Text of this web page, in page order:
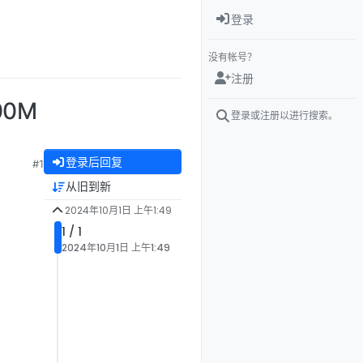
#1 登录后回复
从旧到新
2024年10月1日 上午1:49
1 / 1
2024年10月1日 上午1:49
登录
没有帐号？
注册
登录或注册以进行搜索。